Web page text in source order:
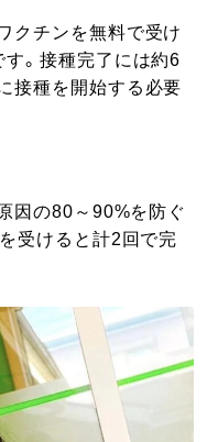
クチンを無料で受け
。接種完了には約6
接種を開始する必要
因の80～90%を防ぐ
受けると計2回で完